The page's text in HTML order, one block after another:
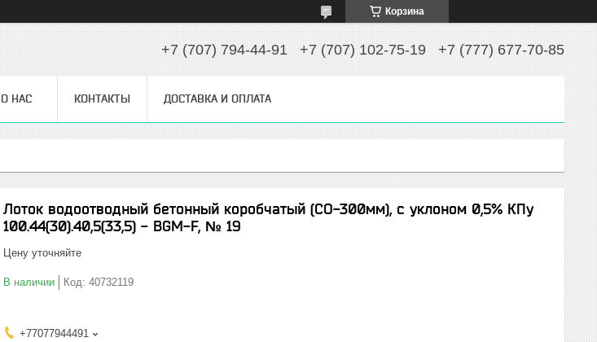
Корзина
+7 (707) 794-44-91 +7 (707) 102-75-19 +7 (777) 677-70-85
О НАС КОНТАКТЫ ДОСТАВКА И ОПЛАТА
Лоток водоотводный бетонный коробчатый (СО-300мм), с уклоном 0,5% КПу
100.44(30).40,5(33,5) - BGМ-F, № 19
Цену уточняйте
В наличии Код: 40732119
+77077944491